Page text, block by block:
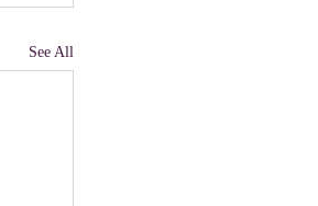
See All